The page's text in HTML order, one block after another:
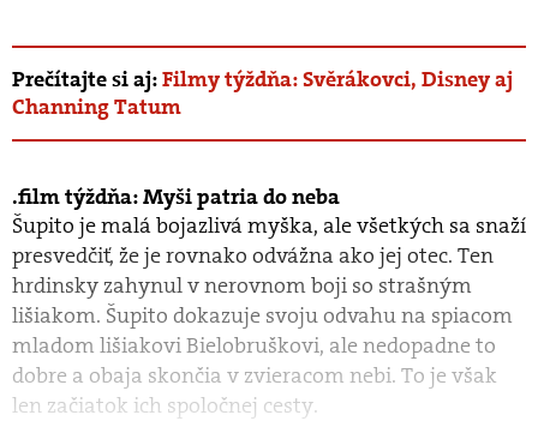
Prečítajte si aj:Filmy týždňa: Svěrákovci, Disney aj
Channing Tatum
film týždňa: Myši patria do neba
Šupito je malá bojazlivá myška, ale všetkých sa snaží
presvedčiť, že je rovnako odvážna ako jej otec. Ten
hrdinsky zahynul v nerovnom boji so strašným
lišiakom. Šupito dokazuje svoju odvahu na spiacom
mladom lišiakovi Bielobruškovi, ale nedopadne to
dobre a obaja skončia v zvieracom nebi. To je však
len začiatok ich spoločnej cesty.